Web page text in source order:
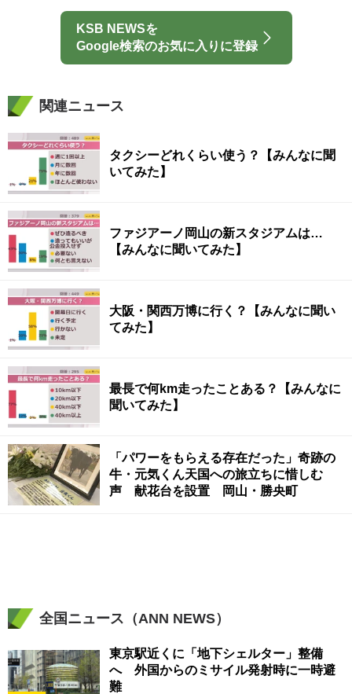
KSB NEWSを
Google検索のお気に入りに登録
関連ニュース
タクシーどれくらい使う？【みんなに聞
いてみた】
ファジアーノ岡山の新スタジアムは…
【みんなに聞いてみた】
大阪・関西万博に行く？【みんなに聞い
てみた】
最長で何km走ったことある？【みんなに
聞いてみた】
「パワーをもらえる存在だった」奇跡の
牛・元気くん天国への旅立ちに惜しむ
声 献花台を設置 岡山・勝央町
全国ニュース（ANN NEWS）
東京駅近くに「地下シェルター」整備
へ 外国からのミサイル発射時に一時避
難